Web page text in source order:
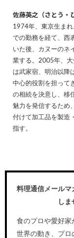
佐藤英之（さとう・
1974年、東京生ま
での勤務を経て、西
いた後、カヌーのネ
業する。2005年、
は武家宿、明治以降
中心的役割を担って
の相続を決意し、移
魅力を発信するため
付けて加工品を製造
指す。
料理通信メール
しま
食のプロや愛好
世界の動き、プロ